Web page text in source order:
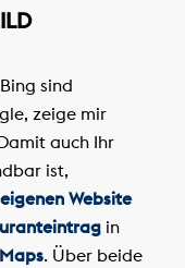
sind
zeige mir
auch Ihr
ist,
eigenen Website
in
. Über beide